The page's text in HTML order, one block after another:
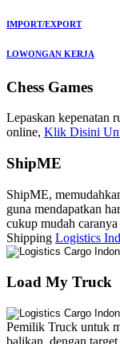
IMPORT/EXPORT
LOWONGAN KERJA
Chess Games
Lepaskan kepenatan
online, Klik Disini
ShipME
ShipME,
guna mendapatkan
cukup mudah
Shipping Logistics
Load My Truck
Pemilik Truck untuk